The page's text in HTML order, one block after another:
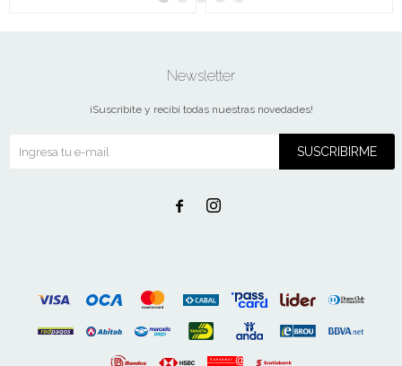
Newsletter
¡Suscribite y recibí todas nuestras novedades!
SUSCRIBIRME
 